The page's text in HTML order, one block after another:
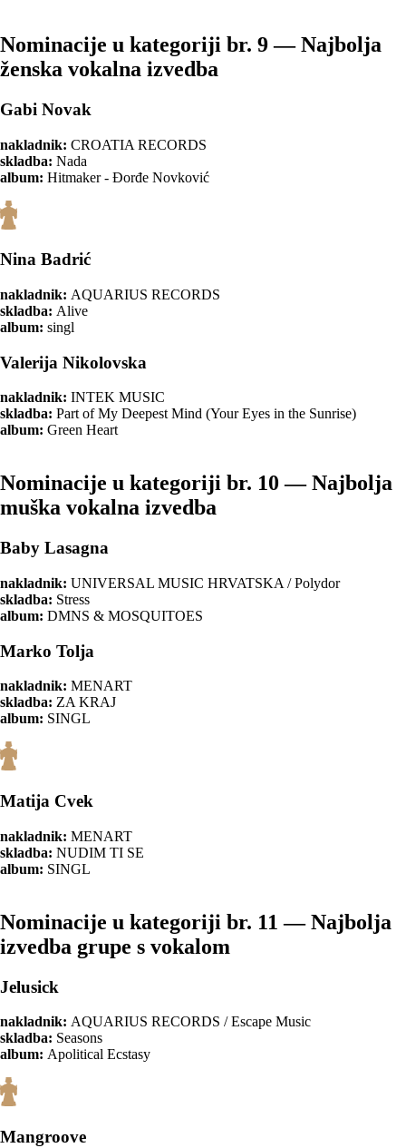
Nominacije u kategoriji br. 9 — Najbolja
ženska vokalna izvedba
Gabi Novak
nakladnik: CROATIA RECORDS
skladba: Nada
album: Hitmaker - Đorđe Novković
Nina Badrić
nakladnik: AQUARIUS RECORDS
skladba: Alive
album: singl
Valerija Nikolovska
nakladnik: INTEK MUSIC
skladba: Part of My Deepest Mind (Your Eyes in the Sunrise)
album: Green Heart
Nominacije u kategoriji br. 10 — Najbolja
muška vokalna izvedba
Baby Lasagna
nakladnik: UNIVERSAL MUSIC HRVATSKA / Polydor
skladba: Stress
album: DMNS & MOSQUITOES
Marko Tolja
nakladnik: MENART
skladba: ZA KRAJ
album: SINGL
Matija Cvek
nakladnik: MENART
skladba: NUDIM TI SE
album: SINGL
Nominacije u kategoriji br. 11 — Najbolja
izvedba grupe s vokalom
Jelusick
nakladnik: AQUARIUS RECORDS / Escape Music
skladba: Seasons
album: Apolitical Ecstasy
Mangroove